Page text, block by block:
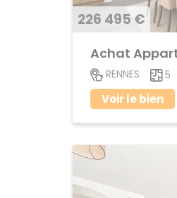
226 495 €
RENNES 5
Voir le bien